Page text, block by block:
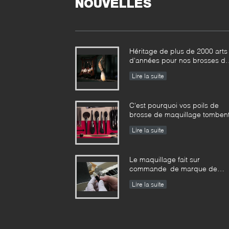
NOUVELLES
Héritage de plus de 2000 arts
d'années pour nos brosses de
province de Hunan
Lire la suite
C'est pourquoi vos poils de
brosse de maquillage
Lire la suite
Le maquillage fait sur
commande de marque de
norme d'entreprise de
Lire la suite